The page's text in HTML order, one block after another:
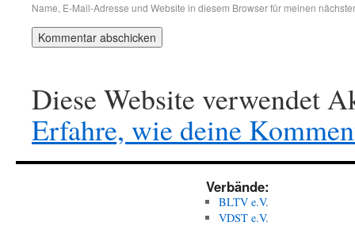
Name, E-Mail-Adresse und Website in diesem Browser für meinen
Diese Website verwendet
Erfahre, wie deine
Verbände:
BLTV e.V.
VDST e.V.